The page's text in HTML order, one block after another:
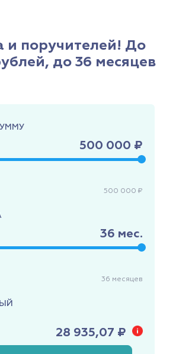
и поручителей! До
до 36 месяцев
500 000 ₽
500 000 ₽
36 мес.
36 месяцев
28 935,07 ₽